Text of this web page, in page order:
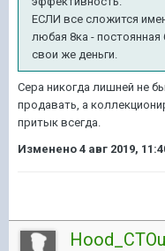
ЕСЛИ все сложится
любая 8ка - постоянная
свои же деньги.
Сера никогда лишней не
продавать, а
притык всегда.
Изменено 4 авг 2019,